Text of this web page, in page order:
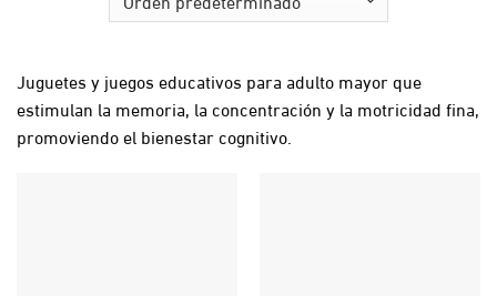
Juguetes y juegos educativos para adulto mayor que
estimulan la memoria, la concentración y la motricidad fina,
promoviendo el bienestar cognitivo.